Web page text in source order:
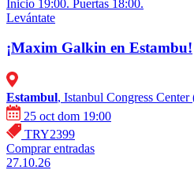
Inicio 19:00. Puertas 18:00.
Levántate
¡Maxim Galkin en Estambu!
Estambul, Istanbul Congress
25 oct dom 19:00
TRY2399
Comprar entradas
27.10.26